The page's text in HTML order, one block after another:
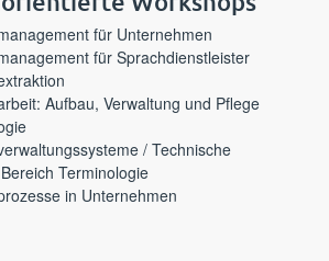
für Unternehmen⁪⁪
für Sprachdienstleister⁪⁪
Aufbau, Verwaltung und Pflege
/ Technische
Terminologie⁪⁪
in Unternehmen⁪⁪